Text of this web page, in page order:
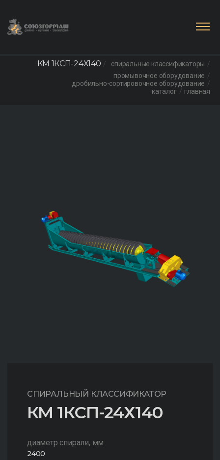
главная
каталог
дробильно-сортировочное оборудование
промывочное оборудование
спиральные классификаторы
КМ 1КСП-24Х140
СПИРАЛЬНЫЙ КЛАССИФИКАТОР
КМ 1КСП-24Х140
диаметр спирали, мм
2400